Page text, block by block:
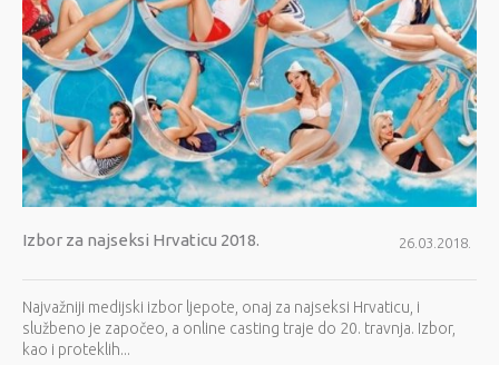
Izbor za najseksi Hrvaticu 2018. 26.03.2018.
Najvažniji medijski izbor ljepote, onaj za najseksi Hrvaticu, i
službeno je započeo, a online casting traje do 20. travnja. Izbor,
kao i proteklih...